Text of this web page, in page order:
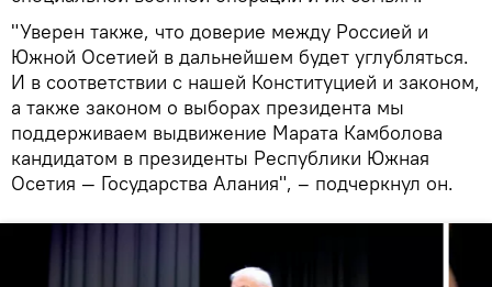
"Уверен также, что доверие между Россией и
Южной Осетией в дальнейшем будет углубляться.
И в соответствии с нашей Конституцией и законом,
а также законом о выборах президента мы
поддерживаем выдвижение Марата Камболова
кандидатом в президенты Республики Южная
Осетия — Государства Алания", – подчеркнул он.